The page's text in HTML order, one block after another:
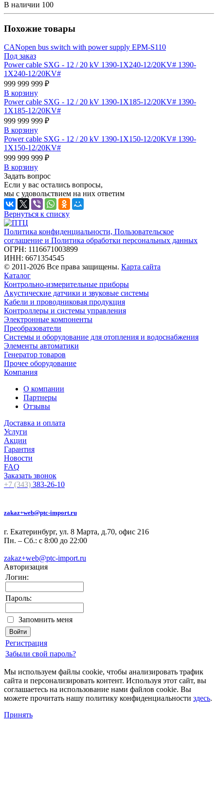
В наличии 100
Похожие товары
CANopen bus switch with power supply EPM-S110
Под заказ
Power cable SXG - 12 / 20 kV 1390-1X240-12/20KV# 1390-
1X240-12/20KV#
999 999 999 ₽
В корзину
Power cable SXG - 12 / 20 kV 1390-1X185-12/20KV# 1390-
1X185-12/20KV#
999 999 999 ₽
В корзину
Power cable SXG - 12 / 20 kV 1390-1X150-12/20KV# 1390-
1X150-12/20KV#
999 999 999 ₽
В корзину
Задать вопрос
Если у вас остались вопросы,
мы с удовольствием на них ответим
Вернуться к списку
Политика конфиденциальности, Пользовательское
соглашение и Политика обработки персональных данных
ОГРН: 1116671003899
ИНН: 6671354545
© 2011-2026 Все права защищены. Карта сайта
Каталог
Контрольно-измерительные приборы
Акустические датчики и звуковые системы
Кабели и проводниковая продукция
Контроллеры и системы управления
Электронные компоненты
Преобразователи
Системы и оборудование для отопления и водоснабжения
Элементы автоматики
Генератор товаров
Прочее оборудование
Компания
О компании
Партнеры
Отзывы
Доставка и оплата
Услуги
Акции
Гарантия
Новости
FAQ
Заказать звонок
+7 (343) 383-26-10
zakaz+web@ptc-import.ru
г. Екатеринбург, ул. 8 Марта, д.70, офис 216
Пн. – Сб.: с 8:00 до 22:00
zakaz+web@ptc-import.ru
Авторизация
Логин:
Пароль:
Запомнить меня
Регистрация
Забыли свой пароль?
Мы используем файлы cookie, чтобы анализировать трафик
сайта и персонализировать контент. Используя этот сайт, вы
соглашаетесь на использование нами файлов cookie. Вы
можете прочитать нашу политику конфиденциальности здесь.
Принять